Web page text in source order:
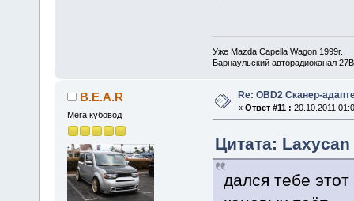
Уже Mazda Capella Wagon 1999г.
Барнаульский авторадиоканал
B.E.A.R
Мега кубовод
Re: OBD2 Сканер-
« Ответ #11 : 20.10.2011
Цитата: Laxycan
дался тебе